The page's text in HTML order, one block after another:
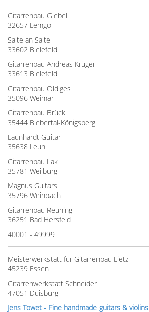
Gitarrenbau Giebel
32657 Lemgo
Saite an Saite
33602 Bielefeld
Gitarrenbau Andreas Krüger
33613 Bielefeld
Gitarrenbau Oldiges
35096 Weimar
Gitarrenbau Brück
35444 Biebertal-Königsberg
Launhardt Guitar
35638 Leun
Gitarrenbau Lak
35781 Weilburg
Magnus Guitars
35796 Weinbach
Gitarrenbau Reuning
36251 Bad Hersfeld
40001 - 49999
Meisterwerkstatt für Gitarrenbau Lietz
45239 Essen
Gitarrenwerkstatt Schneider
47051 Duisburg
Jens Towet - Fine handmade guitars & violins